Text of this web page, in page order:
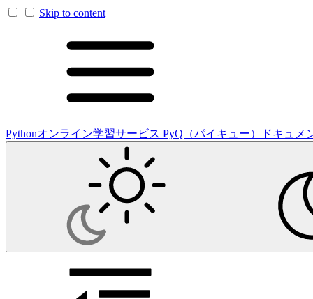
Skip to content
Pythonオンライン学習サービス PyQ（パイキュー）ドキュメ